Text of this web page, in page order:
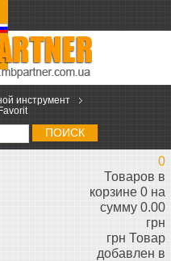
инструмент
ПОИСК
0
Товаров в
корзине 0 на
сумму 0.00
грн
грн Товар
добавлен в